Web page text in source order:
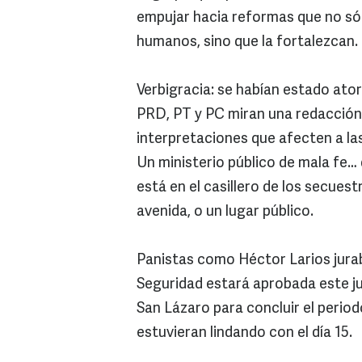
empujar hacia reformas que no
humanos, sino que la fortalezcan.
Verbigracia: se habían estado
PRD, PT y PC miran una
interpretaciones que afecten a
Un ministerio público de mala
está en el casillero de los
avenida, o un lugar público.
Panistas como Héctor Larios
Seguridad estará aprobada este
San Lázaro para concluir el
estuvieran lindando con el día 15.